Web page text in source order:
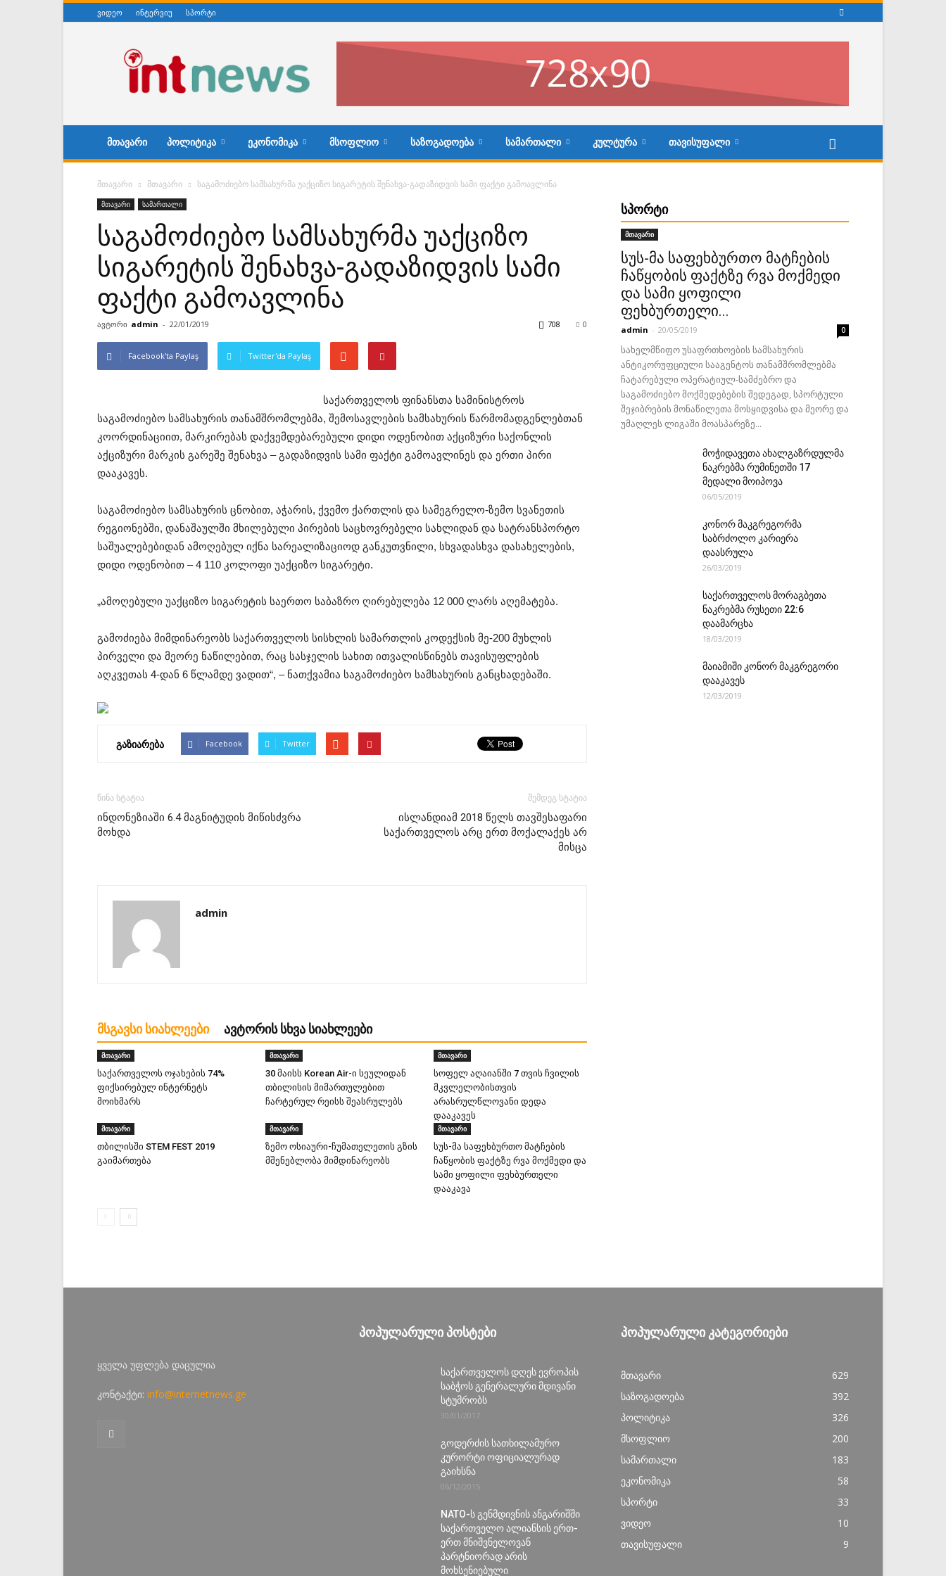
ვიდეო ინტერვიუ სპორტი
ინტერნეტნიუსი
ᲛᲗᲐᲕᲐᲠᲘ ᲞᲝᲚᲘᲢᲘᲙᲐ ᲔᲙᲝᲜᲝᲛᲘᲙᲐ ᲛᲡᲝᲤᲚᲘᲝ ᲡᲐᲖᲝᲒᲐᲓᲝᲔᲑᲐ ᲡᲐᲛᲐᲠᲗᲐᲚᲘ ᲙᲣᲚᲢᲣᲠᲐ ᲗᲐᲕᲘᲡᲣᲤᲐᲚᲘ
მთავარი მთავარი საგამოძიებო სამსახურმა უაქციზო სიგარეტის შენახვა-გადაზიდვის სამი ფაქტი გამოავლინა
მთავარი სამართალი
საგამოძიებო სამსახურმა უაქციზო
სიგარეტის შენახვა-გადაზიდვის სამი
ფაქტი გამოავლინა
ავტორი admin - 22/01/2019 0
708
Facebook'ta Paylaş Twitter'da Paylaş
საქართველოს ფინანსთა სამინისტროს
საგამოძიებო სამსახურის თანამშრომლებმა, შემოსავლების სამსახურის წარმომადგენლებთან
კოორდინაციით, მარკირებას დაქვემდებარებული დიდი ოდენობით აქციზური საქონლის
აქციზური მარკის გარეშე შენახვა – გადაზიდვის სამი ფაქტი გამოავლინეს და ერთი პირი
დააკავეს.
საგამოძიებო სამსახურის ცნობით, აჭარის, ქვემო ქართლის და სამეგრელო-ზემო სვანეთის
რეგიონებში, დანაშაულში მხილებული პირების საცხოვრებელი სახლიდან და სატრანსპორტო
საშუალებებიდან ამოღებულ იქნა სარეალიზაციოდ განკუთვნილი, სხვადასხვა დასახელების,
დიდი ოდენობით – 4 110 კოლოფი უაქციზო სიგარეტი.
„ამოღებული უაქციზო სიგარეტის საერთო საბაზრო ღირებულება 12 000 ლარს აღემატება.
გამოძიება მიმდინარეობს საქართველოს სისხლის სამართლის კოდექსის მე-200 მუხლის
პირველი და მეორე ნაწილებით, რაც სასჯელის სახით ითვალისწინებს თავისუფლების
აღკვეთას 4-დან 6 წლამდე ვადით“, – ნათქვამია საგამოძიებო სამსახურის განცხადებაში.
გაზიარება Facebook Twitter
წინა სტატია
ინდონეზიაში 6.4 მაგნიტუდის მიწისძვრა
მოხდა
შემდეგ სტატია
ისლანდიამ 2018 წელს თავშესაფარი
საქართველოს არც ერთ მოქალაქეს არ
მისცა
admin
ᲛᲡᲒᲐᲕᲡᲘ ᲡᲘᲐᲮᲚᲔᲔᲑᲘ ᲐᲕᲢᲝᲠᲘᲡ ᲡᲮᲕᲐ ᲡᲘᲐᲮᲚᲔᲔᲑᲘ
მთავარი
საქართველოს ოჯახების 74%
ფიქსირებულ ინტერნეტს
მოიხმარს
მთავარი
30 მაისს Korean Air-ი სეულიდან
თბილისის მიმართულებით
ჩარტერულ რეისს შეასრულებს
მთავარი
სოფელ აღაიანში 7 თვის ჩვილის
მკვლელობისთვის
არასრულწლოვანი დედა
დააკავეს
მთავარი
თბილისში STEM FEST 2019
გაიმართება
მთავარი
ზემო ოსიაური-ჩუმათელეთის გზის
მშენებლობა მიმდინარეობს
მთავარი
სუს-მა საფეხბურთო მატჩების
ჩაწყობის ფაქტზე რვა მოქმედი და
სამი ყოფილი ფეხბურთელი
დააკავა
ᲡᲞᲝᲠᲢᲘ
მთავარი
სუს-მა საფეხბურთო მატჩების
ჩაწყობის ფაქტზე რვა მოქმედი
და სამი ყოფილი
ფეხბურთელი...
admin - 20/05/2019 0
სახელმწიფო უსაფრთხოების სამსახურის
ანტიკორუფციული სააგენტოს თანამშრომლებმა
ჩატარებული ოპერატიულ-სამძებრო და
საგამოძიებო მოქმედებების შედეგად, სპორტული
შეჯიბრების მონაწილეთა მოსყიდვისა და მეორე და
უმაღლეს ლიგაში მოასპარეზე...
მოჭიდავეთა ახალგაზრდულმა
ნაკრებმა რუმინეთში 17
მედალი მოიპოვა
06/05/2019
კონორ მაკგრეგორმა
საბრძოლო კარიერა
დაასრულა
26/03/2019
საქართველოს მორაგბეთა
ნაკრებმა რუსეთი 22:6
დაამარცხა
18/03/2019
მაიამიში კონორ მაკგრეგორი
დააკავეს
12/03/2019
ყველა უფლება დაცულია
კონტაქტი: info@internetnews.ge
ᲞᲝᲞᲣᲚᲐᲠᲣᲚᲘ ᲞᲝᲡᲢᲔᲑᲘ
საქართველოს დღეს ევროპის
საბჭოს გენერალური მდივანი
სტუმრობს
30/01/2017
გოდერძის სათხილამურო
კურორტი ოფიციალურად
გაიხსნა
06/12/2015
NATO-ს გენმდივნის ანგარიშში
საქართველო ალიანსის ერთ-
ერთ მნიშვნელოვან
პარტნიორად არის
მოხსენიებული
ᲞᲝᲞᲣᲚᲐᲠᲣᲚᲘ ᲙᲐᲢᲔᲒᲝᲠᲘᲔᲑᲘ
მთავარი
629
საზოგადოება
392
პოლიტიკა
326
მსოფლიო
200
სამართალი
183
ეკონომიკა
58
სპორტი
33
ვიდეო
10
თავისუფალი
9